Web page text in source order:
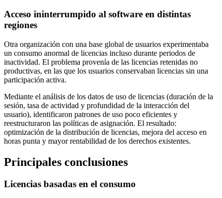
Acceso ininterrumpido al software en distintas
regiones
Otra organización con una base global de usuarios experimentaba
un consumo anormal de licencias incluso durante periodos de
inactividad. El problema provenía de las licencias retenidas no
productivas, en las que los usuarios conservaban licencias sin una
participación activa.
Mediante el análisis de los datos de uso de licencias (duración de la
sesión, tasa de actividad y profundidad de la interacción del
usuario), identificaron patrones de uso poco eficientes y
reestructuraron las políticas de asignación. El resultado:
optimización de la distribución de licencias, mejora del acceso en
horas punta y mayor rentabilidad de los derechos existentes.
Principales conclusiones
Licencias basadas en el consumo